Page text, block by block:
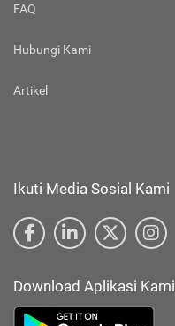
FAQ
Hubungi Kami
Artikel
Ikuti Media Sosial Kami
Download Aplikasi Kami